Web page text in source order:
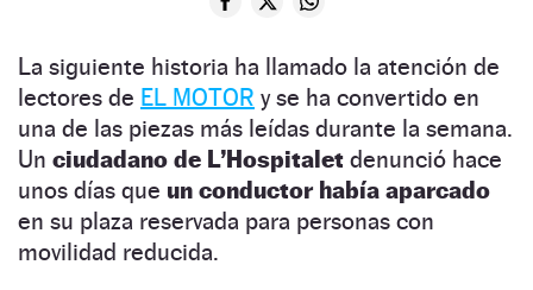
La siguiente historia ha llamado la atención de
lectores de EL MOTOR y se ha convertido en
una de las piezas más leídas durante la semana.
Un ciudadano de L’Hospitalet denunció hace
unos días que un conductor había aparcado
en su plaza reservada para personas con
movilidad reducida.